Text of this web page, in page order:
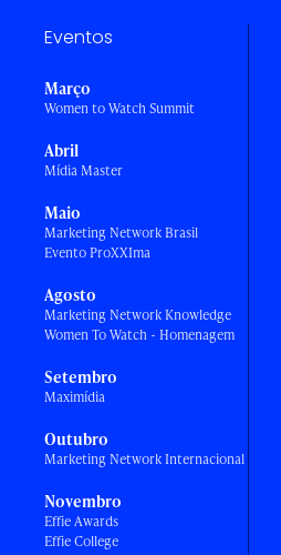
Eventos
Março
Women to Watch Summit
Abril
Mídia Master
Maio
Marketing Network Brasil
Evento ProXXIma
Agosto
Marketing Network Knowledge
Women To Watch - Homenagem
Setembro
Maximídia
Outubro
Marketing Network Internacional
Novembro
Effie Awards
Effie College